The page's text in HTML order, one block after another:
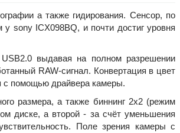
а также гидирования. Сенсор, по
sony ICX098BQ, и почти достиг уровня
выдавая на полном разрешении
RAW-сигнал. Конвертация в цвет
с помощью драйвера камеры.
размера, а также биннинг 2х2 (режим
диске, а второй - за счёт уменьшения
Поле зрения камеры с